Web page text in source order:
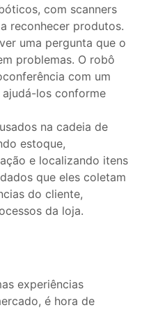
com scanners
reconhecer produtos.
uma pergunta que o
problemas. O robô
com um
los conforme
​​na cadeia de
estoque,
e localizando itens
que eles coletam
do cliente,
da loja.
experiências
é hora de